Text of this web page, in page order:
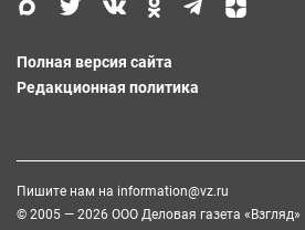
Полная версия сайта
Редакционная политика
Пишите нам на information@vz.ru
© 2005 — 2026 ООО Деловая газета «Взгляд»